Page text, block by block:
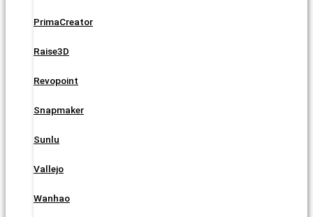
PrimaCreator
Raise3D
Revopoint
Snapmaker
Sunlu
Vallejo
Wanhao